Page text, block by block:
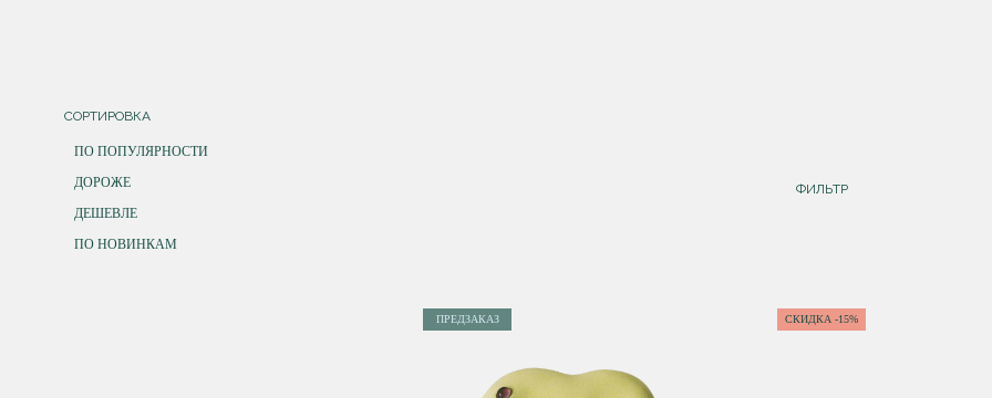
СОРТИРОВКА
ПО ПОПУЛЯРНОСТИ
ДОРОЖЕ
ДЕШЕВЛЕ
ПО НОВИНКАМ
ФИЛЬТР
ПРЕДЗАКАЗ СКИДКА -15%